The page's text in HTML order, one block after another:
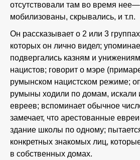
отсутствовали там во время
мобилизованы, скрывались, и т.п.
Он рассказывает о 2 или 3
которых он лично видел;
подвергались казням и
нацистов; говорит о мэре
румынском нацистском режиме;
румыны ходили по домам, искали
евреев; вспоминает обычное
замечает, что арестованные
здание школы по одному;
конкретных знакомых лиц,
в собственных домах.